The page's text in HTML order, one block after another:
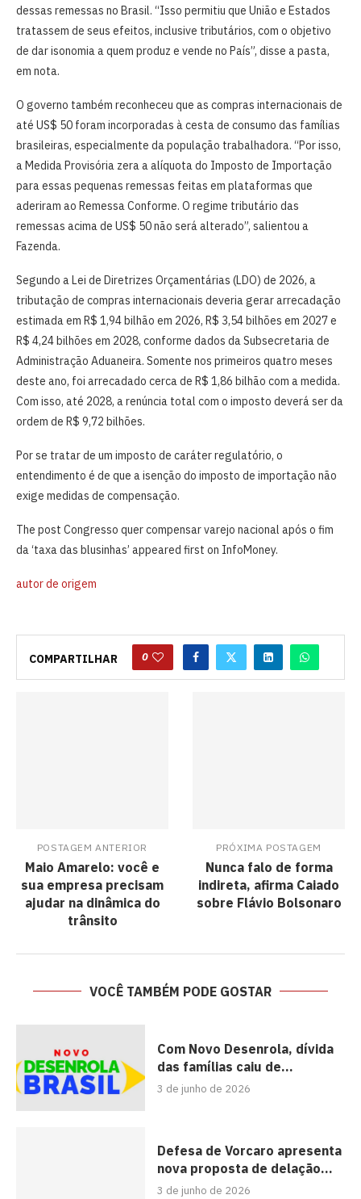
dessas remessas no Brasil. “Isso permitiu que União e Estados
tratassem de seus efeitos, inclusive tributários, com o objetivo
de dar isonomia a quem produz e vende no País”, disse a pasta,
em nota.
O governo também reconheceu que as compras internacionais de
até US$ 50 foram incorporadas à cesta de consumo das famílias
brasileiras, especialmente da população trabalhadora. “Por isso,
a Medida Provisória zera a alíquota do Imposto de Importação
para essas pequenas remessas feitas em plataformas que
aderiram ao Remessa Conforme. O regime tributário das
remessas acima de US$ 50 não será alterado”, salientou a
Fazenda.
Segundo a Lei de Diretrizes Orçamentárias (LDO) de 2026, a
tributação de compras internacionais deveria gerar arrecadação
estimada em R$ 1,94 bilhão em 2026, R$ 3,54 bilhões em 2027 e
R$ 4,24 bilhões em 2028, conforme dados da Subsecretaria de
Administração Aduaneira. Somente nos primeiros quatro meses
deste ano, foi arrecadado cerca de R$ 1,86 bilhão com a medida.
Com isso, até 2028, a renúncia total com o imposto deverá ser da
ordem de R$ 9,72 bilhões.
Por se tratar de um imposto de caráter regulatório, o
entendimento é de que a isenção do imposto de importação não
exige medidas de compensação.
The post Congresso quer compensar varejo nacional após o fim
da ‘taxa das blusinhas’ appeared first on InfoMoney.
autor de origem
COMPARTILHAR 0
POSTAGEM ANTERIOR
Maio Amarelo: você e
sua empresa precisam
ajudar na dinâmica do
trânsito
PRÓXIMA POSTAGEM
Nunca falo de forma
indireta, afirma Caiado
sobre Flávio Bolsonaro
VOCÊ TAMBÉM PODE GOSTAR
Com Novo Desenrola, dívida
das famílias caiu de...
3 de junho de 2026
Defesa de Vorcaro apresenta
nova proposta de delação...
3 de junho de 2026